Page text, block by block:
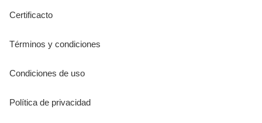
Certificacto
Términos y condiciones
Condiciones de uso
Política de privacidad